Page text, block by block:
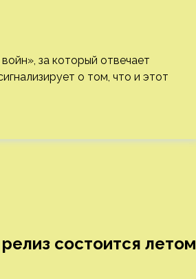
за который отвечает
о том, что и этот
состоится летом